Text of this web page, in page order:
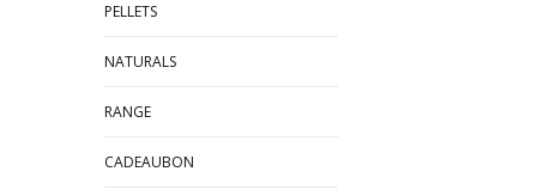
PELLETS
NATURALS
RANGE
CADEAUBON